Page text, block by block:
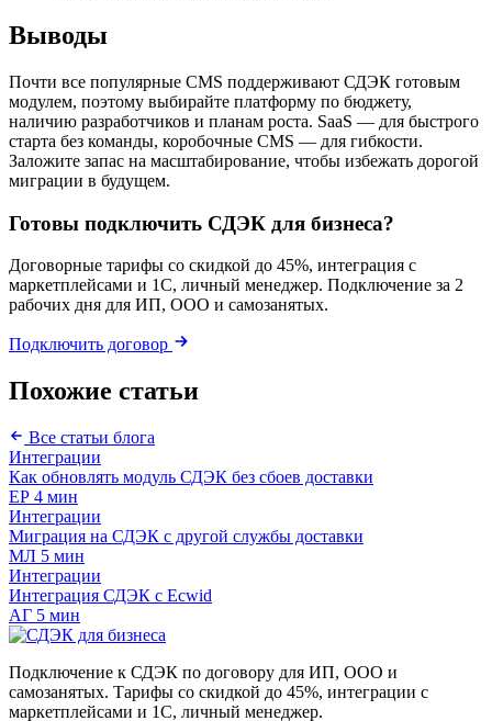
Выводы
Почти все популярные CMS поддерживают СДЭК готовым
модулем, поэтому выбирайте платформу по бюджету,
наличию разработчиков и планам роста. SaaS — для быстрого
старта без команды, коробочные CMS — для гибкости.
Заложите запас на масштабирование, чтобы избежать дорогой
миграции в будущем.
Готовы подключить СДЭК для бизнеса?
Договорные тарифы со скидкой до 45%, интеграция с
маркетплейсами и 1С, личный менеджер. Подключение за 2
рабочих дня для ИП, ООО и самозанятых.
Подключить договор
Похожие статьи
Все статьи блога
Интеграции
Как обновлять модуль СДЭК без сбоев доставки
ЕР 4 мин
Интеграции
Миграция на СДЭК с другой службы доставки
МЛ 5 мин
Интеграции
Интеграция СДЭК с Ecwid
АГ 5 мин
Подключение к СДЭК по договору для ИП, ООО и
самозанятых. Тарифы со скидкой до 45%, интеграции с
маркетплейсами и 1С, личный менеджер.